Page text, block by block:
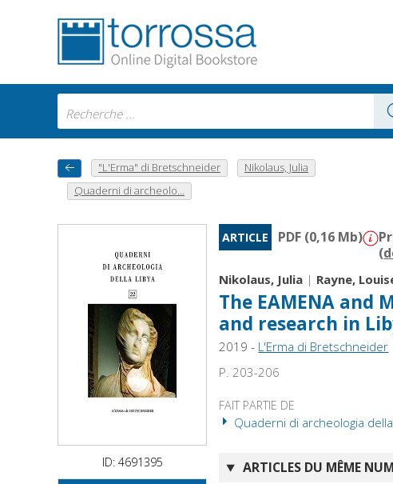
"L'Erma" di Bretschneider
Nikolaus, Julia
Quaderni di archeolo...
ID: 4691395
ARTICLE PDF (0,16 Mb)
(
Nikolaus, Julia | Rayne,
The EAMENA
and research in
2019 - L'Erma di Bretschneider
P. 203-206
FAIT PARTIE DE
Quaderni di archeologia
ARTICLES DU MÊME